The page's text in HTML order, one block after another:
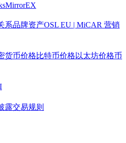
MirrorEX
系品牌资产OSL EU | MiCAR 营销
货币价格比特币价格 以太坊价格币
露交易规则